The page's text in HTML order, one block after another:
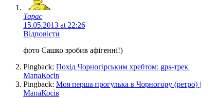
Тарас
15.05.2013 at 22:26
Відповісти
фото Сашко зробив афігенні!)
Pingback: Похід Чорногірським хребтом: gps-трек |
МапаКосів
Pingback: Моя перша прогулька в Чорногору (ретро) |
МапаКосів